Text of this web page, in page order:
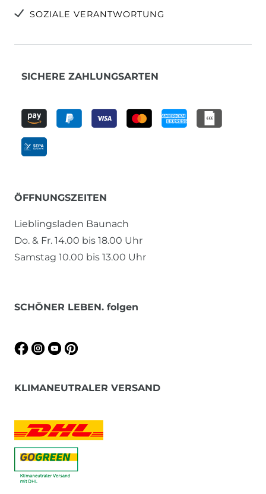
SOZIALE VERANTWORTUNG
SICHERE ZAHLUNGSARTEN
ÖFFNUNGSZEITEN
Lieblingsladen Baunach
Do. & Fr. 14.00 bis 18.00 Uhr
Samstag 10.00 bis 13.00 Uhr
SCHÖNER LEBEN. folgen
KLIMANEUTRALER VERSAND